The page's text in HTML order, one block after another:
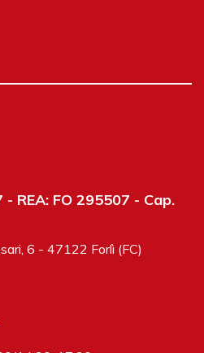
REA: FO 295507 - Cap.
6 - 47122 Forlì (FC)